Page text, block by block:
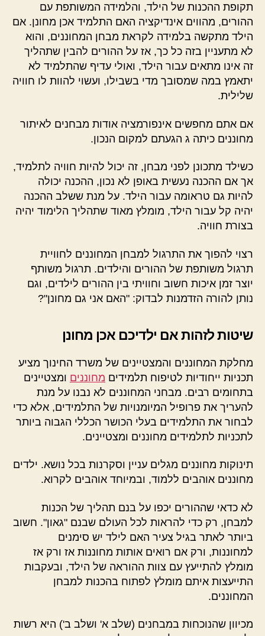
תקופת ההכנות של הילד, והלמידה המשותפת עם
ההורים, מהווים אינדיקציה האם התלמיד אכן מחונן. אם
הילד מתקשה בלמידה לקראת מבחן המחוננים, והוא
לא מתעניין בזה כל כך, אז על ההורים להבין שתהליך
זה אינו מתאים עבור הילד, ואולי עדיף שהתלמיד לא
יתאמץ במה שמסובך מדי בשבילו, ועשוי להוות לו חוויה
שלילית.
אם אתם מחפשים אינפורמציה אודות מבחנים לאיתור
מחוננים כיתה ג הגעתם למקום הנכון.
כשילד מתכונן לפני מבחן, זה יכול להיות חוויה לתלמיד,
אך אם ההכנה נעשית באופן לא נכון, ההכנה יכולה
להיות גם טראומה עבור הילד. על מנת ששלב ההכנה
יהיה קל עבור הילד, מומלץ מאוד שתהליך הלימוד יהיה
בצורת חוויה.
רצוי להפוך את התרגול למבחן המחוננים לחוויית
תרגול משותפת של ההורים והילדים. תרגול משותף
יוצר זמן איכות חשוב וחוויתי בין ההורים לילדים, וגם
נותן להורה הזדמנות לבדוק: "האם אני גם מחונן"?
שיטות לזהות אם ילדיכם אכן מחונן
מחלקת המחוננים והמצטיינים של משרד החינוך מציע
תכניות ייחודיות לטיפוח תלמידים מחוננים ומצטיינים
בתחומים רבים. מבחני המחוננים לא נבנו על מנת
להעריך את פרופיל המיומנויות של התלמידים, אלא כדי
לבחור את התלמידים בעלי הכושר הכללי הגבוה ביותר
לתכניות לתלמידים מחוננים ומצטיינים.
תינוקות מחוננים מגלים עניין וסקרנות בכל נושא. ילדים
מחוננים אוהבים ללמוד, ובמיוחד אוהבים לקרוא.
לא כדאי שההורים יכפו על בנם תהליך של הכנות
למבחן, רק כדי להראות לכל העולם שבנם "גאון". חשוב
ביותר לאתר בגיל צעיר האם לילד יש סימנים
למחוננות, ורק אם רואים אותות מחוננות אז ורק אז
מומלץ להתייעץ עם צוות ההוראה של הילד, ובעקבות
התייעצות איתם מומלץ לפתוח בהכנות למבחן
המחוננים.
מכיוון שהנוכחות במבחנים (שלב א' ושלב ב') היא רשות